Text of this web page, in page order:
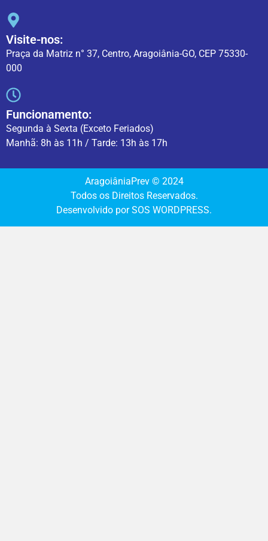
Visite-nos:
Praça da Matriz n° 37, Centro, Aragoiânia-GO, CEP 75330-
000
Funcionamento:
Segunda à Sexta (Exceto Feriados)
Manhã: 8h às 11h / Tarde: 13h às 17h
AragoiâniaPrev © 2024
Todos os Direitos Reservados.
Desenvolvido por SOS WORDPRESS.